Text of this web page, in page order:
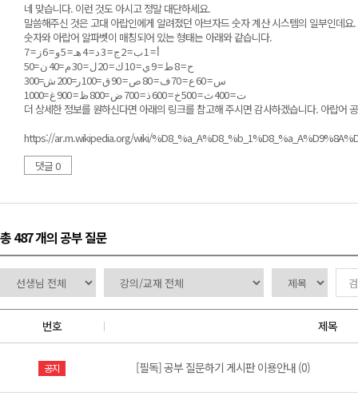
네 맞습니다. 이런 것도 아시고 정말 대단하세요.
말씀해주신 것은 고대 아랍인에게 알려졌던 아브자드 숫자 계산 시스템의 일부인데
숫자와 아랍어 알파벳이 매칭되어 있는 형태는 아래와 같습니다.
أ = 1 ب = 2 ج = 3 د = 4 هـ = 5 و = 6 ز = 7
ح = 8 ط = 9 ي = 10 ك = 20 ل = 30 م =40 ن =50
س = 60 ع = 70 ف = 80 ص = 90 ق =100 ر=200 ش=300
ت = 400 ث = 500 خ = 600 ذ = 700 ض =800 ظ = 900 غ =1000
더 상세한 정보를 원하신다면 아래의 링크를 참고해 주시면 감사하겠습니다. 아랍어
https://ar.m.wikipedia.org/wiki/
댓글 0
총 487 개의 공부 질문
번호 제목
공지 [필독] 공부 질문하기 게시판 이용안내 (0)